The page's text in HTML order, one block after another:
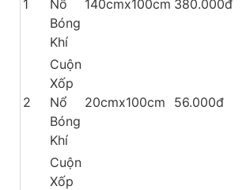
1
Nổ
Bóng
Khí
140cmx100cm 380.000đ
2
Cuộn
Xốp
Nổ
Bóng
Khí
20cmx100cm 56.000đ
Cuộn
Xốp